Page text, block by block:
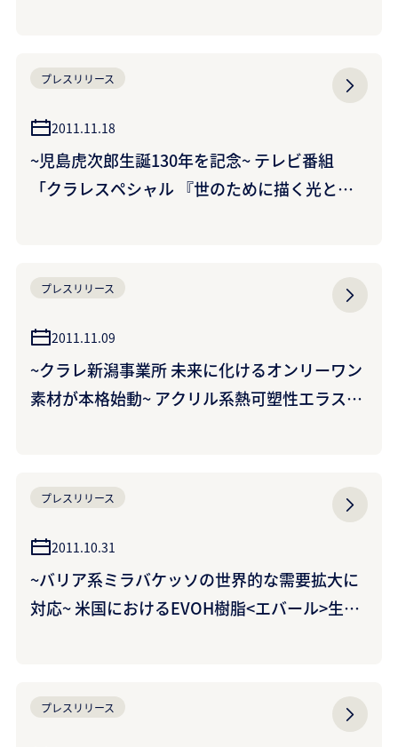
プレスリリース
2011.11.18
~児島虎次郎生誕130年を記念~ テレビ番組
「クラレスペシャル 『世のために描く光と
プレスリリース
2011.11.09
~クラレ新潟事業所 未来に化けるオンリーワン
素材が本格始動~ アクリル系熱可塑性エラスト
プレスリリース
2011.10.31
~バリア系ミラバケッソの世界的な需要拡大に
対応~ 米国におけるEVOH樹脂<エバール>生産
プレスリリース